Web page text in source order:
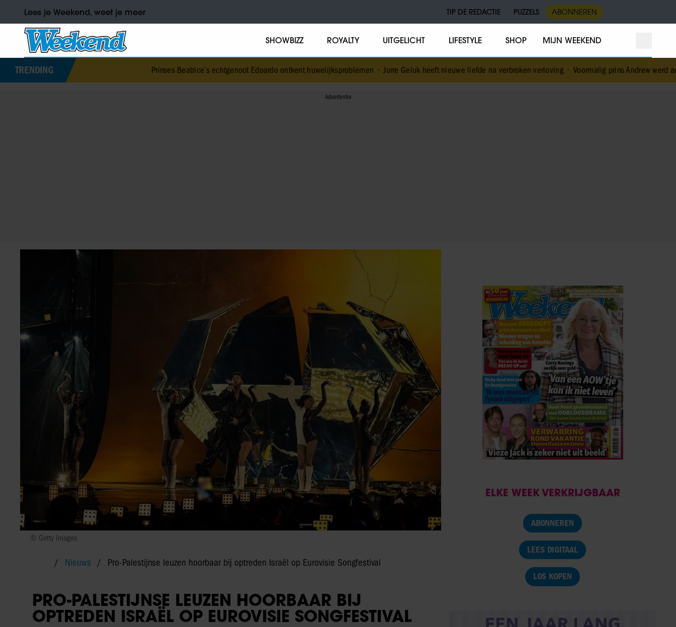
Lees je Weekend, weet je meer TIP DE REDACTIE PUZZELS ABONNEREN
SHOWBIZZ ROYALTY UITGELICHT LIFESTYLE SHOP MIJN WEEKEND
TRENDING Prinses Beatrice’s echtgenoot Edoardo ontkent huwelijksproblemen•Jurre Geluk heeft nieuwe liefde na verbroken verloving•Voormalig prins Andrew werd achtervolgd door
© Getty Images
Nieuws Pro-Palestijnse leuzen hoorbaar bij optreden Israël op Eurovisie Songfestival
PRO-PALESTIJNSE LEUZEN HOORBAAR BIJ
OPTREDEN ISRAËL OP EUROVISIE SONGFESTIVAL
ELKE WEEK VERKRIJGBAAR
ABONNEREN
LEES DIGITAAL
LOS KOPEN